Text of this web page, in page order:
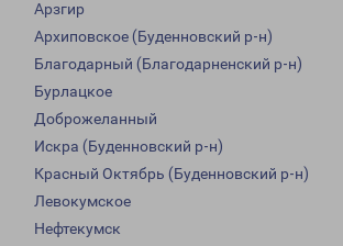
Арзгир
Архиповское (Буденновский р-н)
Благодарный (Благодарненский р-н)
Бурлацкое
Доброжеланный
Искра (Буденновский р-н)
Красный Октябрь (Буденновский р-н)
Левокумское
Нефтекумск